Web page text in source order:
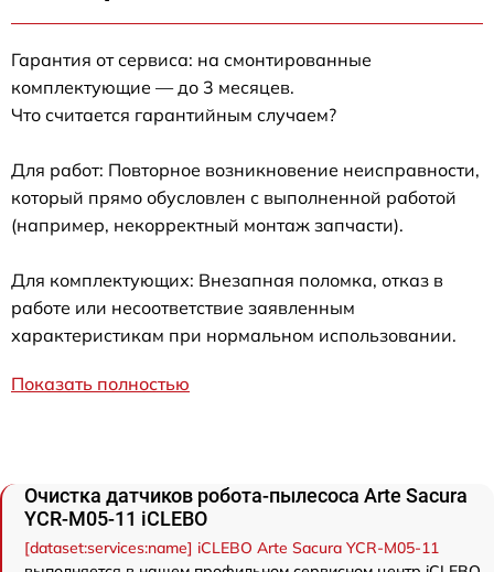
Гарантия от сервиса: на смонтированные
комплектующие — до 3 месяцев.
Что считается гарантийным случаем?
Для работ: Повторное возникновение неисправности,
который прямо обусловлен с выполненной работой
(например, некорректный монтаж запчасти).
Для комплектующих: Внезапная поломка, отказ в
работе или несоответствие заявленным
характеристикам при нормальном использовании.
Показать полностью
Очистка датчиков робота-пылесоса Arte Sacura
YCR-M05-11 iCLEBO
[dataset:services:name] iCLEBO Arte Sacura YCR-M05-11